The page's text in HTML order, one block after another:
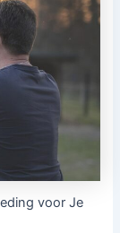
voor Je